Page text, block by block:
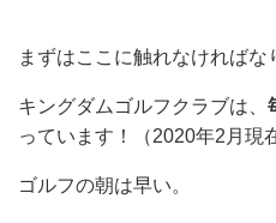
まずはここに触れなければな
キングダムゴルフクラブは、
っています！（2020年2月現
ゴルフの朝は早い。